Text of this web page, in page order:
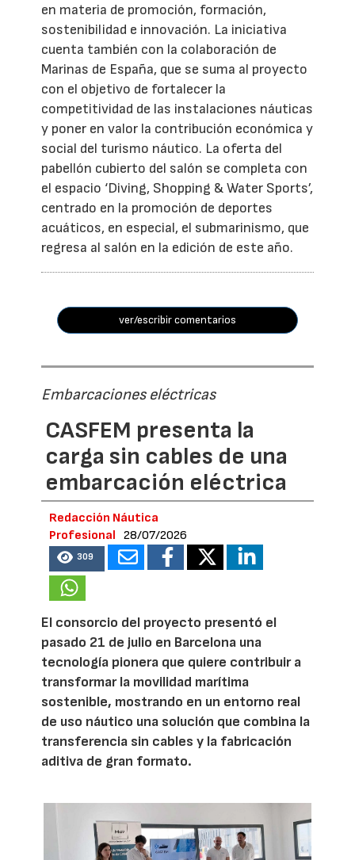
en materia de promoción, formación,
sostenibilidad e innovación. La iniciativa
cuenta también con la colaboración de
Marinas de España, que se suma al proyecto
con el objetivo de fortalecer la
competitividad de las instalaciones náuticas
y poner en valor la contribución económica y
social del turismo náutico. La oferta del
pabellón cubierto del salón se completa con
el espacio ‘Diving, Shopping & Water Sports’,
centrado en la promoción de deportes
acuáticos, en especial, el submarinismo, que
regresa al salón en la edición de este año.
ver/escribir comentarios
Embarcaciones eléctricas
CASFEM presenta la
carga sin cables de una
embarcación eléctrica
Redacción Náutica
Profesional
28/07/2026
309
El consorcio del proyecto presentó el
pasado 21 de julio en Barcelona una
tecnología pionera que quiere contribuir a
transformar la movilidad marítima
sostenible, mostrando en un entorno real
de uso náutico una solución que combina la
transferencia sin cables y la fabricación
aditiva de gran formato.